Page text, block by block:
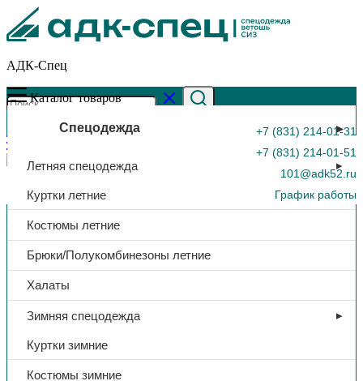
АДК-Спец
+7 (831) 214-01-31
+7 (831) 214-01-51
101@adk52.ru
График работы
0
Каталог товаров
Спецодежда
Летняя спецодежда
Куртки летние
Костюмы летние
Брюки/Полукомбинезоны летние
Халаты
Зимняя спецодежда
Куртки зимние
Костюмы зимние
Главная страница»Каталог»Щиток защитный «Свона
НБТ-02 ЩИТ»